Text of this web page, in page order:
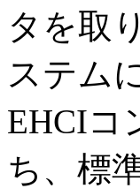
タを取
ステム
EHCIコ
ち、標